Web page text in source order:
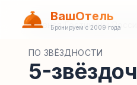
ВашОтель
Бронируем с 2009 года
Главная/Гостиницы/Россия
ПО ЗВЁЗДНОСТИ
5-